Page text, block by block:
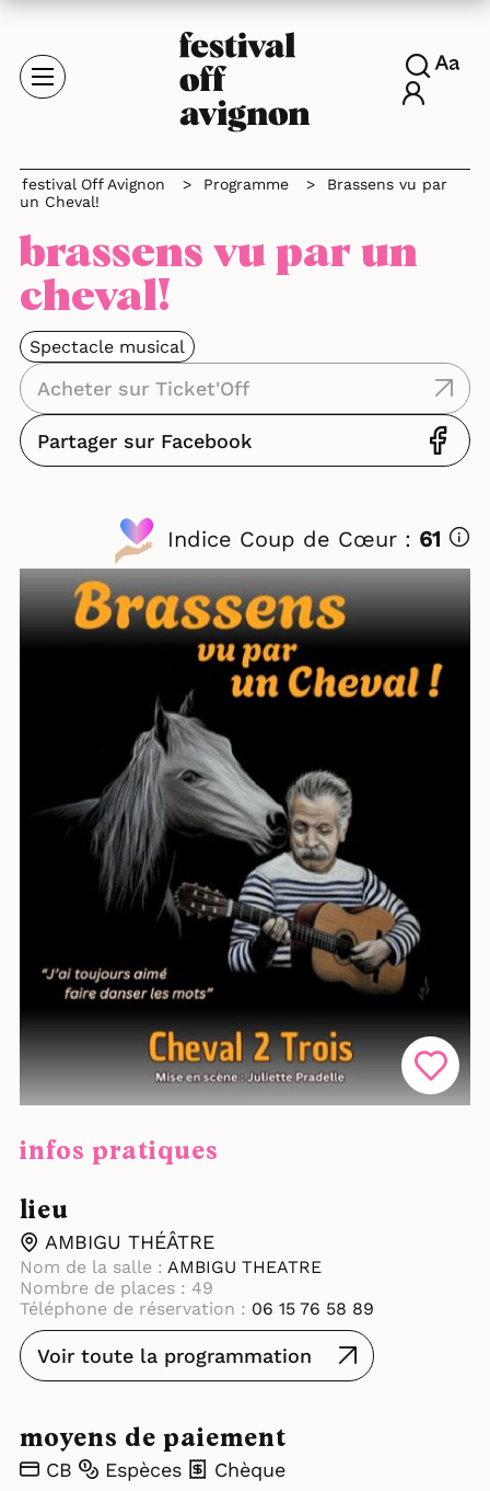
festival Off Avignon > Programme >
Brassens vu par
un Cheval!
brassens vu par un
cheval!
Spectacle musical
Acheter sur Ticket'Off
Partager sur Facebook
Indice Coup de Cœur : 61
infos pratiques
lieu
AMBIGU THÉÂTRE
Nom de la salle : AMBIGU THEATRE
Nombre de places : 49
Téléphone de réservation : 06 15 76 58 89
Voir toute la programmation
moyens de paiement
CB Espèces Chèque